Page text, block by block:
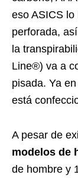
eso ASICS
perforada,
la
Line®) va a
pisada. Ya
está
A pesar de
modelos de
de hombre y